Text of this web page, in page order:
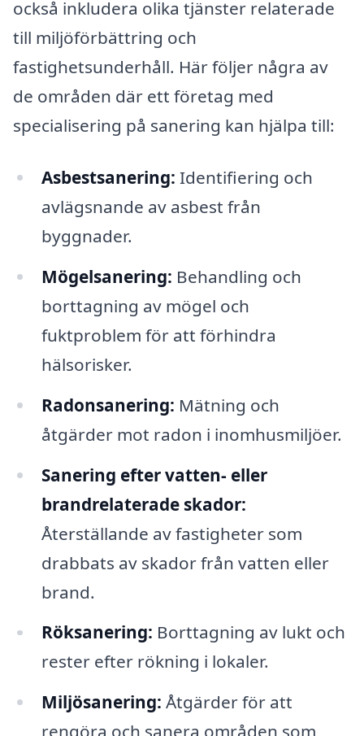
också inkludera olika tjänster relaterade
till miljöförbättring och
fastighetsunderhåll. Här följer några av
de områden där ett företag med
specialisering på sanering kan hjälpa till:
Asbestsanering: Identifiering och
avlägsnande av asbest från
byggnader.
Mögelsanering: Behandling och
borttagning av mögel och
fuktproblem för att förhindra
hälsorisker.
Radonsanering: Mätning och
åtgärder mot radon i inomhusmiljöer.
Sanering efter vatten- eller
brandrelaterade skador:
Återställande av fastigheter som
drabbats av skador från vatten eller
brand.
Röksanering: Borttagning av lukt och
rester efter rökning i lokaler.
Miljösanering: Åtgärder för att
rengöra och sanera områden som